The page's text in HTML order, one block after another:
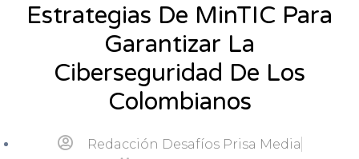
Estrategias De MinTIC Para
Garantizar La
Ciberseguridad De Los
Colombianos
Redacción Desafíos Prisa Media